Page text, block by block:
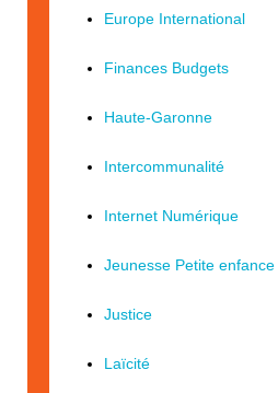
Europe International
Finances Budgets
Haute-Garonne
Intercommunalité
Internet Numérique
Jeunesse Petite enfance
Justice
Laïcité